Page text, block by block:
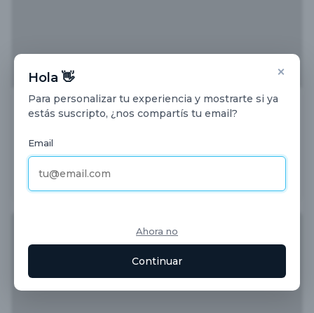
Dermatología pediátrica en atención primaria
Certificado de aprobación otorgado por la Academia Nacional de Medicina de
Cursos Online Dermatología Dermatología Pediátrica Medicina General
Temas Clínicos
×
Hola 👋
Para personalizar tu experiencia y mostrarte si ya
estás suscripto, ¿nos compartís tu email?
Email
Continuar
Ahora no